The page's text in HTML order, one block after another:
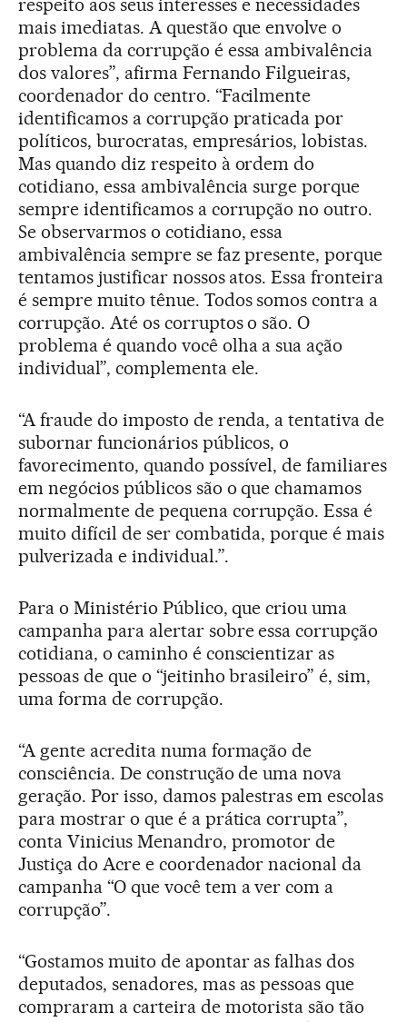
respeito aos seus interesses e necessidades
mais imediatas. A questão que envolve o
problema da corrupção é essa ambivalência
dos valores”, afirma Fernando Filgueiras,
coordenador do centro. “Facilmente
identificamos a corrupção praticada por
políticos, burocratas, empresários, lobistas.
Mas quando diz respeito à ordem do
cotidiano, essa ambivalência surge porque
sempre identificamos a corrupção no outro.
Se observarmos o cotidiano, essa
ambivalência sempre se faz presente, porque
tentamos justificar nossos atos. Essa fronteira
é sempre muito tênue. Todos somos contra a
corrupção. Até os corruptos o são. O
problema é quando você olha a sua ação
individual”, complementa ele.
“A fraude do imposto de renda, a tentativa de
subornar funcionários públicos, o
favorecimento, quando possível, de familiares
em negócios públicos são o que chamamos
normalmente de pequena corrupção. Essa é
muito difícil de ser combatida, porque é mais
pulverizada e individual.”.
Para o Ministério Público, que criou uma
campanha para alertar sobre essa corrupção
cotidiana, o caminho é conscientizar as
pessoas de que o “jeitinho brasileiro” é, sim,
uma forma de corrupção.
“A gente acredita numa formação de
consciência. De construção de uma nova
geração. Por isso, damos palestras em escolas
para mostrar o que é a prática corrupta”,
conta Vinicius Menandro, promotor de
Justiça do Acre e coordenador nacional da
campanha “O que você tem a ver com a
corrupção”.
“Gostamos muito de apontar as falhas dos
deputados, senadores, mas as pessoas que
compraram a carteira de motorista são tão